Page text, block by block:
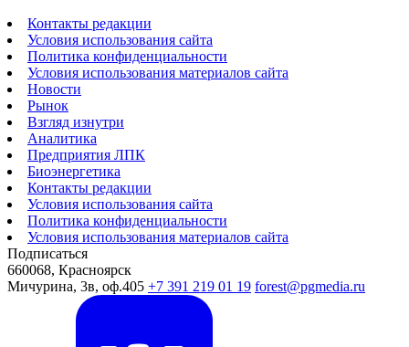
Контакты редакции
Условия использования сайта
Политика конфиденциальности
Условия использования материалов сайта
Новости
Рынок
Взгляд изнутри
Аналитика
Предприятия ЛПК
Биоэнергетика
Контакты редакции
Условия использования сайта
Политика конфиденциальности
Условия использования материалов сайта
Подписаться
660068, Красноярск
Мичурина, 3в, оф.405 +7 391 219 01 19 forest@pgmedia.ru